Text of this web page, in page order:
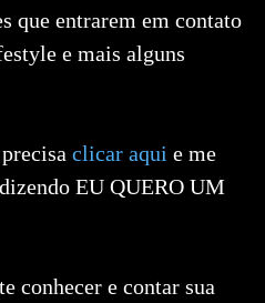
que entrarem em contato
e mais alguns
clicar aqui e me
EU QUERO UM
conhecer e contar sua